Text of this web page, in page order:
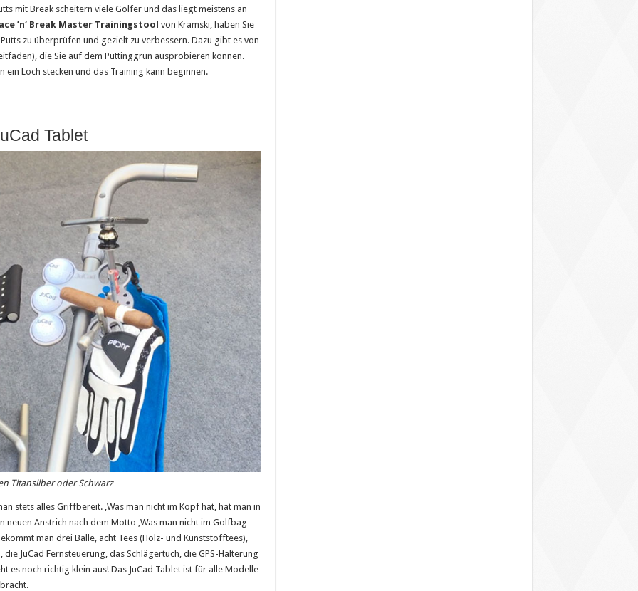
mit Break scheitern viele Golfer und das liegt meistens an
’n‘ Break Master Trainingstool von Kramski, haben Sie
zu überprüfen und gezielt zu verbessern. Dazu gibt es von
die Sie auf dem Puttinggrün ausprobieren können.
Loch stecken und das Training kann beginnen.
Tablet
Titansilber oder Schwarz
stets alles Griffbereit. ‚Was man nicht im Kopf hat, hat man in
neuen Anstrich nach dem Motto ‚Was man nicht im Golfbag
man drei Bälle, acht Tees (Holz- und Kunststofftees),
JuCad Fernsteuerung, das Schlägertuch, die GPS-Halterung
es noch richtig klein aus! Das JuCad Tablet ist für alle Modelle